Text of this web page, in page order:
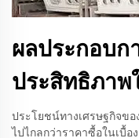
ผลประกอบก
ประสิทธิภาพ
ประโยชน์ทางเศรษฐกิจข
ไปไกลกว่าราคาซื้อในเบื้อ